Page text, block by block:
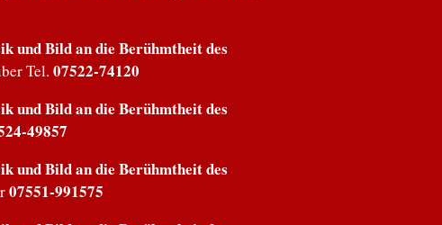
und Bild an die Berühmtheit des
Tel. 07522-74120
und Bild an die Berühmtheit des
49857
und Bild an die Berühmtheit des
07551-991575